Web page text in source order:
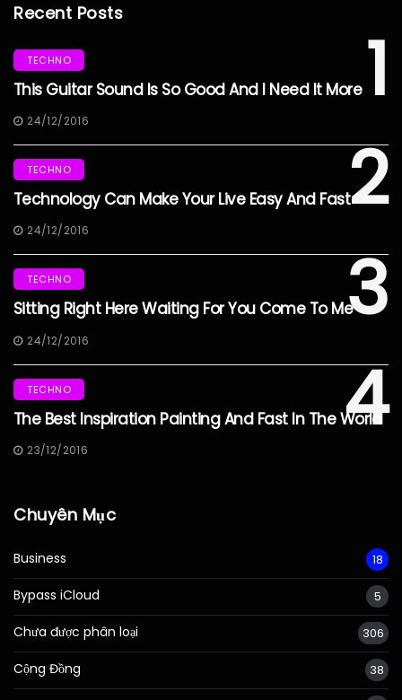
Recent Posts
1
TECHNO
This Guitar Sound Is So Good And I Need It More
24/12/2016
2
TECHNO
Technology Can Make Your Live Easy And Fast
24/12/2016
3
TECHNO
Sitting Right Here Waiting For You Come To Me
24/12/2016
4
TECHNO
The Best Inspiration Painting And Fast In The World
23/12/2016
Chuyên Mục
Business 18
Bypass iCloud 5
Chưa được phân loại 306
Cộng Đồng 38